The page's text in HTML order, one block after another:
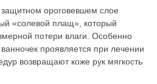
ороговевшем слое
«солевой плащ», который
потери влаги. Особенно
проявляется при лечении
возвращают коже рук мягкость